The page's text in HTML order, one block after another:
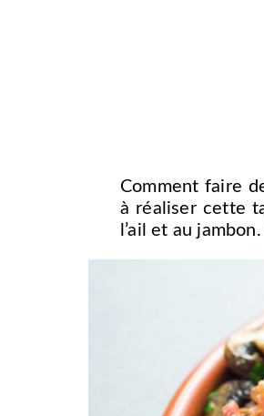
Comment faire
à réaliser cette
l’ail et au